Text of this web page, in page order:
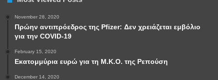
November 28, 2020
Πρώην αντιπρόεδρος της Pfizer: Δεν χρειάζεται εμβόλιο
για την COVID-19
February 15, 2020
Εκατομμύρια ευρώ για τη Μ.Κ.Ο. της Ρεπούση
December 14, 2020